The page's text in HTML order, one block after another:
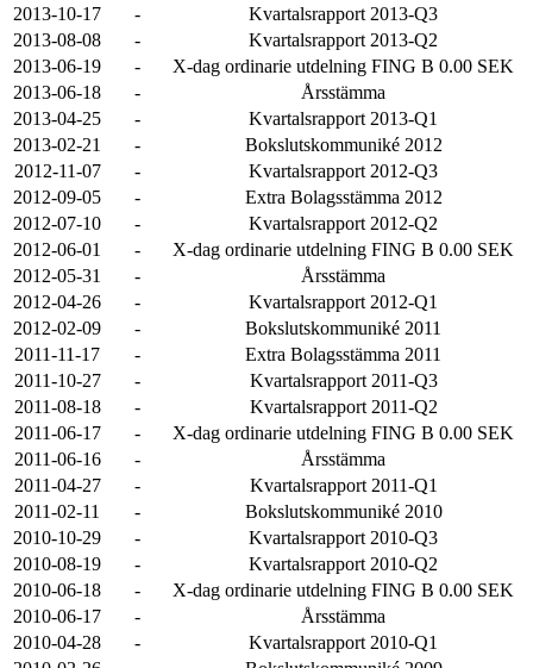
2013-10-17
-
Kvartalsrapport 2013-Q3
2013-08-08
-
Kvartalsrapport 2013-Q2
2013-06-19
-
X-dag ordinarie utdelning FING B 0.00 SEK
2013-06-18
-
Årsstämma
2013-04-25
-
Kvartalsrapport 2013-Q1
2013-02-21
-
Bokslutskommuniké 2012
2012-11-07
-
Kvartalsrapport 2012-Q3
2012-09-05
-
Extra Bolagsstämma 2012
2012-07-10
-
Kvartalsrapport 2012-Q2
2012-06-01
-
X-dag ordinarie utdelning FING B 0.00 SEK
2012-05-31
-
Årsstämma
2012-04-26
-
Kvartalsrapport 2012-Q1
2012-02-09
-
Bokslutskommuniké 2011
2011-11-17
-
Extra Bolagsstämma 2011
2011-10-27
-
Kvartalsrapport 2011-Q3
2011-08-18
-
Kvartalsrapport 2011-Q2
2011-06-17
-
X-dag ordinarie utdelning FING B 0.00 SEK
2011-06-16
-
Årsstämma
2011-04-27
-
Kvartalsrapport 2011-Q1
2011-02-11
-
Bokslutskommuniké 2010
2010-10-29
-
Kvartalsrapport 2010-Q3
2010-08-19
-
Kvartalsrapport 2010-Q2
2010-06-18
-
X-dag ordinarie utdelning FING B 0.00 SEK
2010-06-17
-
Årsstämma
2010-04-28
-
Kvartalsrapport 2010-Q1